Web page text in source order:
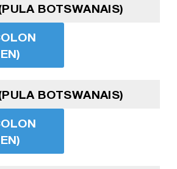
BOTSWANAIS)
BOTSWANAIS)